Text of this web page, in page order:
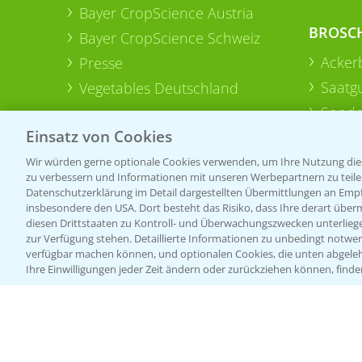
Bayer CropScience Austria
Bayer CropScience Schweiz
Presse
Vegetables Deutschland
Einsatz von Cookies
Wir würden gerne optionale Cookies verwenden, um Ihre Nutzung
zu verbessern und Informationen mit unseren Werbepartnern zu
Datenschutzerklärung im Detail dargestellten Übermittlungen an
insbesondere den USA. Dort besteht das Risiko, dass Ihre derart
diesen Drittstaaten zu Kontroll- und Überwachungszwecken
zur Verfügung stehen. Detaillierte Informationen zu unbedingt
verfügbar machen können, und optionalen Cookies, die unten
Ihre Einwilligungen jeder Zeit ändern oder zurückziehen können,